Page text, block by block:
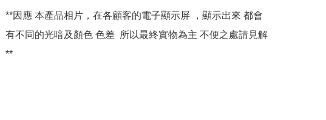
**因應 本產品相片，在各顧客的電子顯示屏 ，顯示出來 都會
有不同的光喑及顏色 色差  所以最終實物為主 不便之處請見解
**